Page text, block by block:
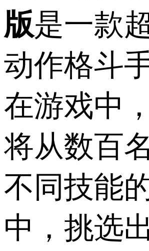
版是一款
动作格斗
在游戏中
将从数百
不同技能
中，挑选